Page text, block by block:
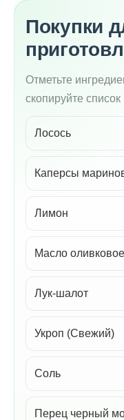
Покупки
Отметьте
скопируйте список
Лосось
Каперсы
Лимон
Масло оливковое
Лук-шалот
Укроп (Свежий)
Соль
Перец черный